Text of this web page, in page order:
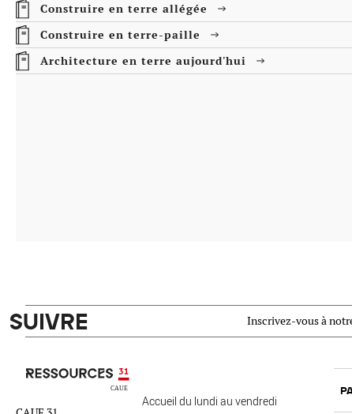
Construire en terre allégée
Construire en terre-paille
Architecture en terre aujourd'hui
SUIVRE Inscrivez-vous à
Ressources 31
Accueil du lundi au vendredi